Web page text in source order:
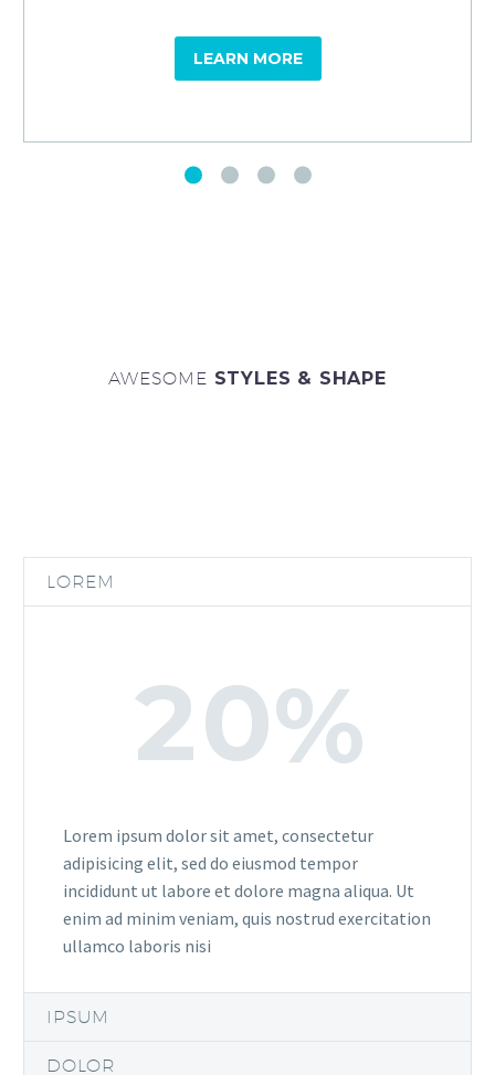
LEARN MORE
AWESOME STYLES & SHAPE
LOREM
20%
Lorem ipsum dolor sit amet, consectetur
adipisicing elit, sed do eiusmod tempor
incididunt ut labore et dolore magna aliqua. Ut
enim ad minim veniam, quis nostrud exercitation
ullamco laboris nisi
IPSUM
DOLOR